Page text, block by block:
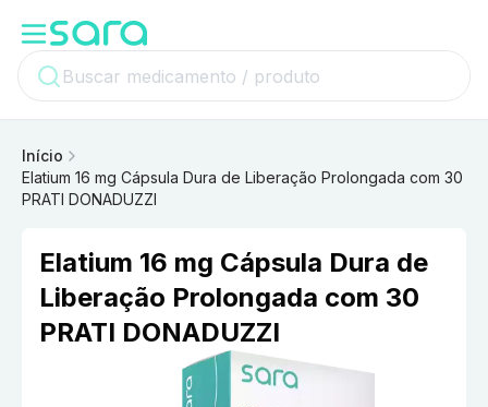
Início
Elatium 16 mg Cápsula Dura de Liberação Prolongada com 30
PRATI DONADUZZI
Elatium 16 mg Cápsula Dura de
Liberação Prolongada com 30
PRATI DONADUZZI